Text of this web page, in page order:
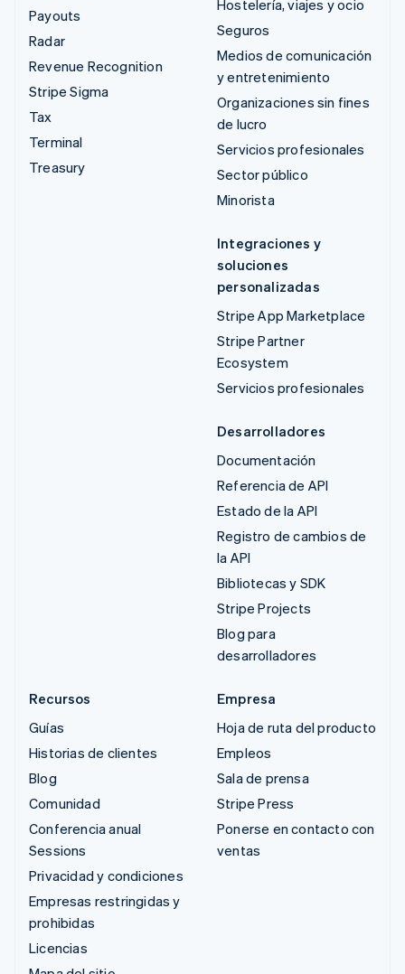
Payouts
Radar
Revenue Recognition
Stripe Sigma
Tax
Terminal
Treasury
Hostelería, viajes y ocio
Seguros
Medios de comunicación
y entretenimiento
Organizaciones sin fines
de lucro
Servicios profesionales
Sector público
Minorista
Integraciones y
soluciones
personalizadas
Stripe App Marketplace
Stripe Partner
Ecosystem
Servicios profesionales
Desarrolladores
Documentación
Referencia de API
Estado de la API
Registro de cambios de
la API
Bibliotecas y SDK
Stripe Projects
Blog para
desarrolladores
Recursos
Guías
Historias de clientes
Blog
Comunidad
Conferencia anual
Sessions
Privacidad y condiciones
Empresas restringidas y
prohibidas
Licencias
Empresa
Hoja de ruta del producto
Empleos
Sala de prensa
Stripe Press
Ponerse en contacto con
ventas